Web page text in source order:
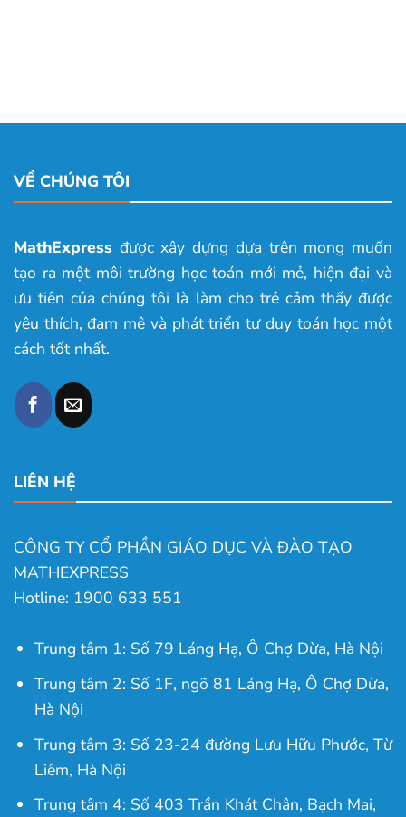
VỀ CHÚNG TÔI
MathExpress được xây dựng dựa trên mong muốn
tạo ra một môi trường học toán mới mẻ, hiện đại và
ưu tiên của chúng tôi là làm cho trẻ cảm thấy được
yêu thích, đam mê và phát triển tư duy toán học một
cách tốt nhất.
LIÊN HỆ
CÔNG TY CỔ PHẦN GIÁO DỤC VÀ ĐÀO TẠO
MATHEXPRESS
Hotline: 1900 633 551
Trung tâm 1: Số 79 Láng Hạ, Ô Chợ Dừa, Hà Nội
Trung tâm 2: Số 1F, ngõ 81 Láng Hạ, Ô Chợ Dừa,
Hà Nội
Trung tâm 3: Số 23-24 đường Lưu Hữu Phước, Từ
Liêm, Hà Nội
Trung tâm 4: Số 403 Trần Khát Chân, Bạch Mai,